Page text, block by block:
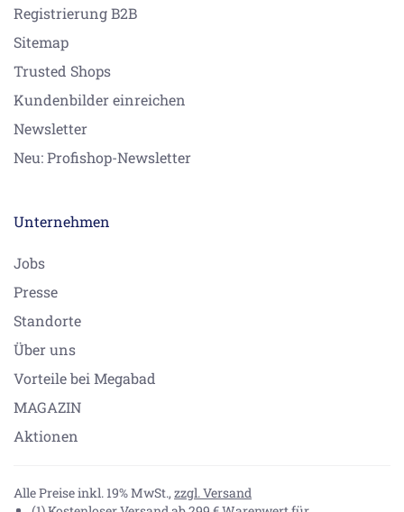
Registrierung B2B
Sitemap
Trusted Shops
Kundenbilder einreichen
Newsletter
Neu: Profishop-Newsletter
Unternehmen
Jobs
Presse
Standorte
Über uns
Vorteile bei Megabad
MAGAZIN
Aktionen
Alle Preise inkl. 19% MwSt., zzgl. Versand